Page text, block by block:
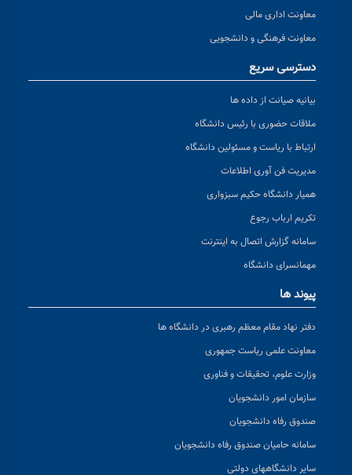
معاونت اداری مالی
معاونت فرهنگی و دانشجویی
دسترسی سریع
بیانیه صیانت از داده ها
ملاقات حضوری با رئیس دانشگاه
ارتباط با ریاست و مسئولین دانشگاه
مدیریت فن آوری اطلاعات
همیار دانشگاه حکیم سبزواری
تکریم ارباب رجوع
سامانه گزارش اتصال به اینترنت
مهمانسرای دانشگاه
پیوند ها
دفتر نهاد مقام معظم رهبری در دانشگاه ها
معاونت علمی ریاست جمهوری
وزارت علوم، تحقیقات و فناوری
سازمان امور دانشجویان
صندوق رفاه دانشجویان
سامانه حامیان صندوق رفاه دانشجویان
سایر دانشگاههای دولتی